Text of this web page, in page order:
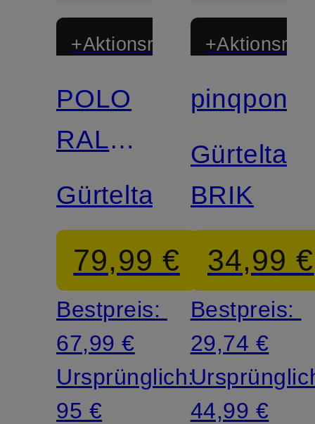
+Aktionsrabatt
POLO
RALPH
LAUREN
Gürteltasche
79,99 €
Bestpreis:
67,99 €
Ursprünglich:
95 €
Zertifiziert
pinqponq
BRIK
34,99 €
Bestpreis:
29,74 €
44,99 €